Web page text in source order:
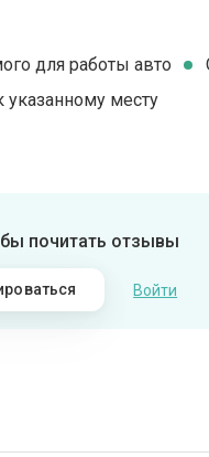
для работы авто
указанному месту
почитать отзывы
Войти